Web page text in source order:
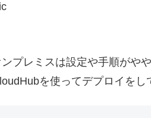
プレミスは設定や手順がや
を使ってデプロイをし